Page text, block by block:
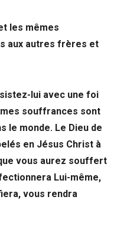
les mêmes
aux autres frères et
lui avec une foi
souffrances sont
le monde. Le Dieu de
en Jésus Christ à
vous aurez souffert
Lui-même,
vous rendra